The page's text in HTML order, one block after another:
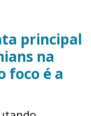
principal
na
foco é a